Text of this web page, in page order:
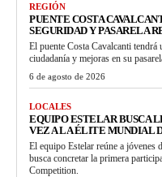
REGIÓN
PUENTE COSTA
SEGURIDAD Y PASARELA
El puente Costa Cavalcanti
ciudadanía y mejoras en su
6 de agosto de 2026
LOCALES
EQUIPO ESTELAR BUSCA
VEZ A LA ÉLITE MUNDIAL
El equipo Estelar reúne a jóvenes
busca concretar la primera
Competition.